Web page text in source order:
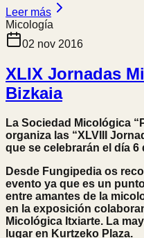
Leer más
Micología
02 nov 2016
XLIX Jornadas
Bizkaia
La Sociedad Micológica
organiza las “XLVIII
que se celebrarán el día 6
Desde Fungipedia os
evento ya que es un
entre amantes de la
en la exposición
Micológica Itxiarte. La
lugar en Kurtzeko Plaza.